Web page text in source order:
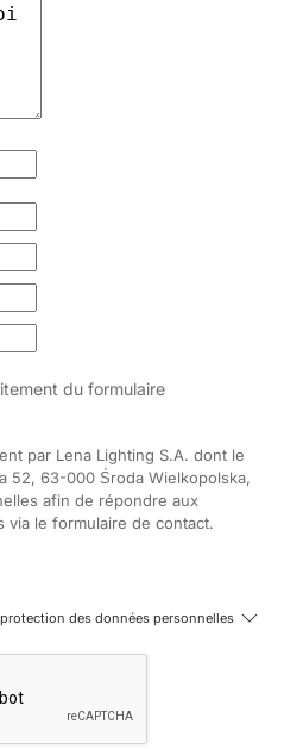
du formulaire
par Lena Lighting S.A. dont le
52, 63-000 Środa Wielkopolska,
afin de répondre aux
via le formulaire de contact.
des données personnelles